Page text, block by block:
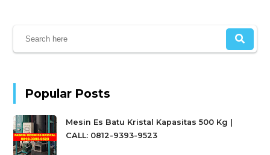
Popular Posts
Mesin Es Batu Kristal Kapasitas 500 Kg |
CALL: 0812-9393-9523